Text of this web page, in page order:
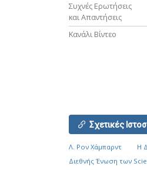
Συχνές Ερωτήσεις
και Απαντήσεις
Κανάλι Βίντεο
Σχετικές
Λ. Ρον Χάμπαρντ Η
Διεθνής Ένωση των